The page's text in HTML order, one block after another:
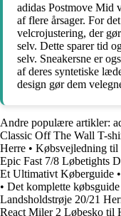
adidas Postmove Mid
af flere årsager. For
velcrojustering, der
selv. Dette sparer tid
selv. Sneakersne er
af deres syntetiske
design gør dem
Andre populære artikler:
Classic Off The Wall T-
Herre • Købsvejledning
Epic Fast 7/8 Løbetights
Et Ultimativt Køberguide •
• Det komplette
Landsholdstrøje 20/21
React Miler 2 Løbesko til